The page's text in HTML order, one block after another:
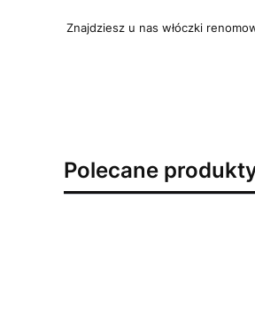
Znajdziesz u nas włóczki
Polecane